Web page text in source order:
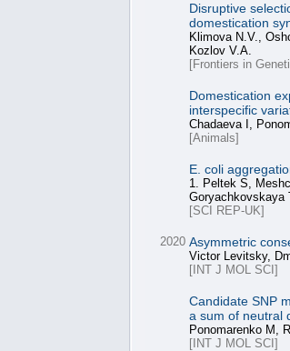
Disruptive
domestication
Klimova N.V.,
Kozlov V.A.
[Frontiers in
Domestication
interspecific
Chadaeva I,
[Animals]
E. coli
1. Peltek S,
Goryachkovskaya
[SCI REP-UK]
2020 Asymmetric
Victor Levitsky,
[INT J MOL SCI]
Candidate SNP
a sum of neutral
Ponomarenko M,
[INT J MOL SCI]